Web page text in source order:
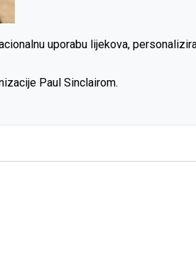
uporabu lijekova,
Paul Sinclairom.